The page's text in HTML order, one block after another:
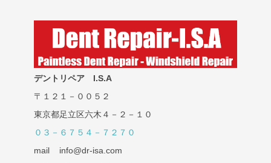
デントリペア I.S.A
〒１２１－００５２
東京都足立区六木４－２－１０
０３－６７５４－７２７０
mail info@dr-isa.com